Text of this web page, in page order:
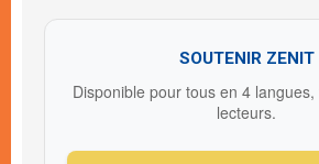
SOUTENIR ZENIT
Disponible pour tous en 4
lecteurs.